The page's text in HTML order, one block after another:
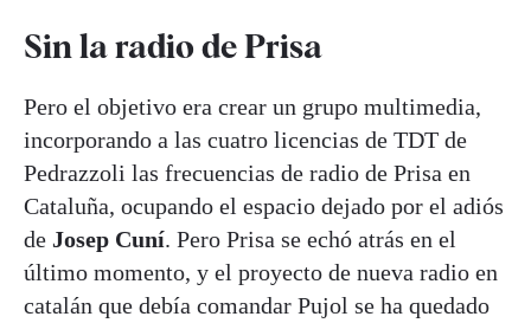
Sin la radio de Prisa
Pero el objetivo era crear un grupo multimedia,
incorporando a las cuatro licencias de TDT de
Pedrazzoli las frecuencias de radio de Prisa en
Cataluña, ocupando el espacio dejado por el adiós
de Josep Cuní. Pero Prisa se echó atrás en el
último momento, y el proyecto de nueva radio en
catalán que debía comandar Pujol se ha quedado